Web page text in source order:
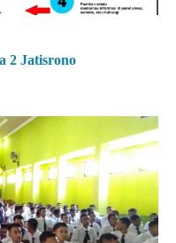
2 Jatisrono